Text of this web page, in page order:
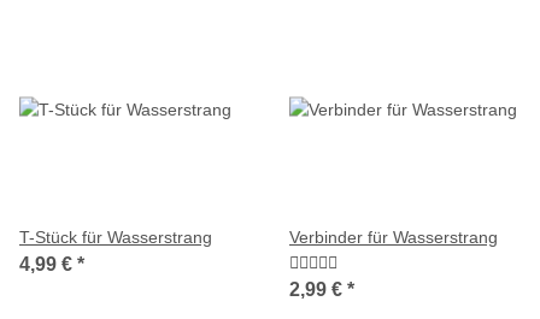
T-Stück für Wasserstrang
4,99 € *
Verbinder für Wasserstrang
2,99 € *